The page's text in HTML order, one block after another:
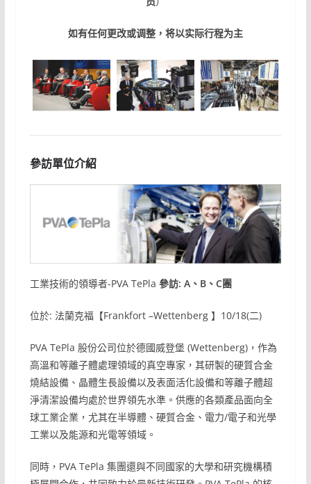
如有任何更改或调整，将以实际行程为主
參訪單位介紹
工業技術的領導者-PVA TePla 參訪: A、B、C團
位於: 法蘭克福【Frankfort –Wettenberg 】10/18(二)
PVA TePla 股份公司位於德國威登堡 (Wettenberg)，作為
高溫和等離子體處理領域的真空專家，其研製的硬質合金
燒結設備、晶體生長設備以及表面活化設備和等離子體超
淨清潔設備均處於世界領先水準。供應的各類產品面向全
球工業企業，尤其在半導體、硬質合金、電力/電子和光學
工業以及能源和光電等領域。
同時，PVA TePla 集團還與不同國家的大學和研究機構積